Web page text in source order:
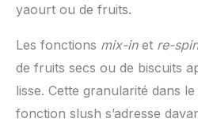
yaourt ou de fruits.
Les fonctions mix-inet re-spin
de fruits secs ou de biscuits
lisse. Cette granularité dans
fonction slush s’adresse